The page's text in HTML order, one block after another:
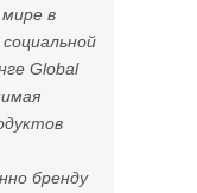
в
Global
бренду